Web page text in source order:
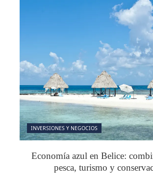
INVERSIONES Y NEGOCIOS
Economía azul en Belice:
pesca, turismo y